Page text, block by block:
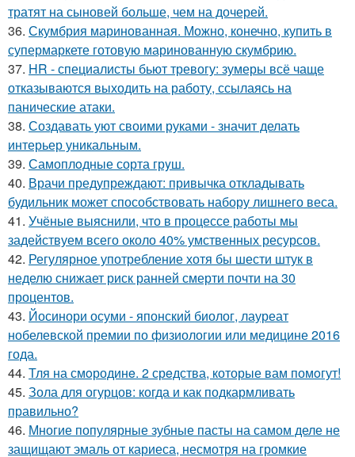
тратят на сыновей больше, чем на дочерей.
36. Скумбрия маринованная. Можно, конечно, купить в
супермаркете готовую маринованную скумбрию.
37. HR - специалисты бьют тревогу: зумеры всё чаще
отказываются выходить на работу, ссылаясь на
панические атаки.
38. Создавать уют своими руками - значит делать
интерьер уникальным.
39. Самоплoдные сорта грyш.
40. Врачи предупреждают: привычка откладывать
будильник может способствовать набору лишнего веса.
41. Учёные выяснили, что в процессе работы мы
задействуем всего около 40% умственных ресурсов.
42. Регулярное употребление хотя бы шести штук в
неделю снижает риск ранней смерти почти на 30
процентов.
43. Йосинори осуми - японский биолог, лауреат
нобелевской премии по физиологии или медицине 2016
года.
44. Тля на смoродинe. 2 срeдства, которые вам помoгут!
45. Зола для огурцов: когда и как подкармливать
правильно?
46. Многие популярные зубные пасты на самом деле не
защищают эмаль от кариеса, несмотря на громкие